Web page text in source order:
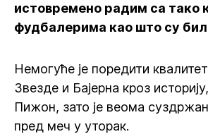
истовремено радим са тако
фудбалерима као што су
Немогуће је поредити
Звезде и Бајерна кроз
Пижон, зато је веома
пред меч у уторак.